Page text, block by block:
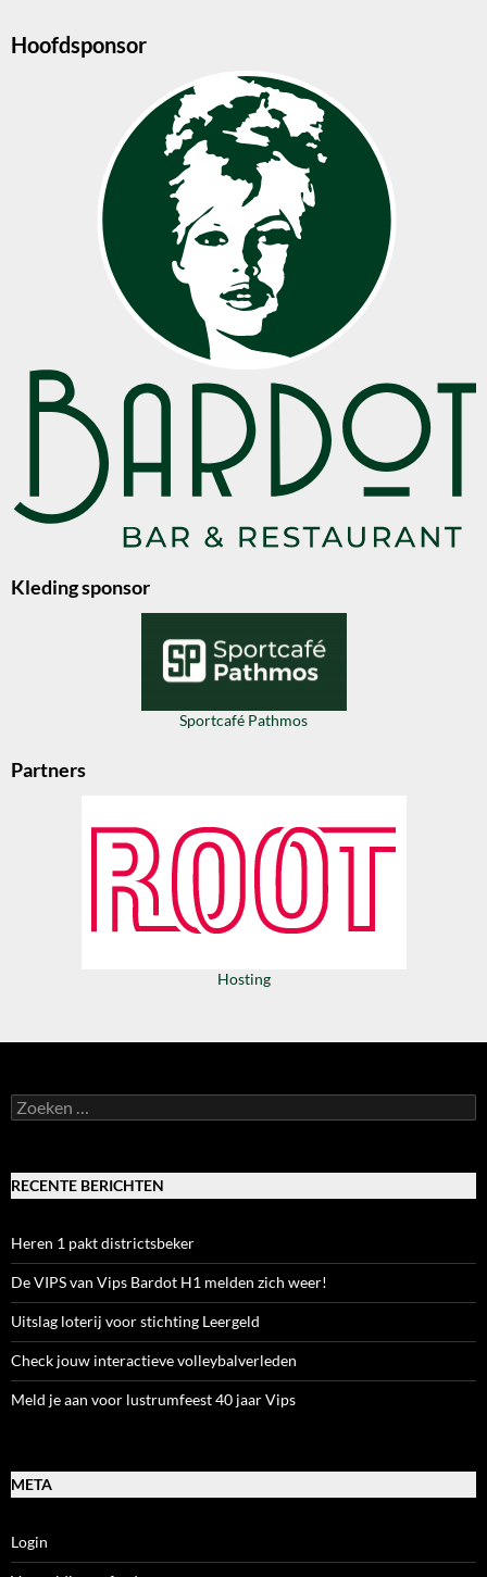
Hoofdsponsor
Kleding sponsor
Sportcafé Pathmos
Partners
Hosting
Zoeken
naar:
RECENTE BERICHTEN
Heren 1 pakt districtsbeker
De VIPS van Vips Bardot H1 melden zich weer!
Uitslag loterij voor stichting Leergeld
Check jouw interactieve volleybalverleden
Meld je aan voor lustrumfeest 40 jaar Vips
META
Login